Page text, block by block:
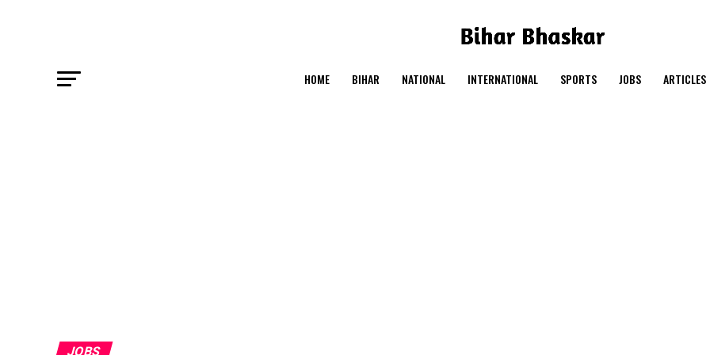
HOME BIHAR NATIONAL INTERNATIONAL SPORTS JOBS ARTICLES
JOBS